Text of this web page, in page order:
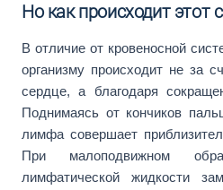
Но как происходит этот
В отличие от кровеносной
организму происходит не за
сердце, а благодаря
Поднимаясь от кончиков
лимфа совершает
При малоподвижном
лимфатической жидкости